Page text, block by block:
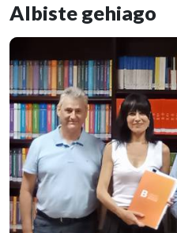
Albiste gehiago